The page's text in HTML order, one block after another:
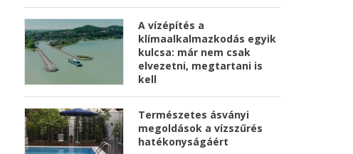
A vízépítés a
klímaalkalmazkodás egyik
kulcsa: már nem csak
elvezetni, megtartani is
kell
Természetes ásványi
megoldások a vízszűrés
hatékonyságáért